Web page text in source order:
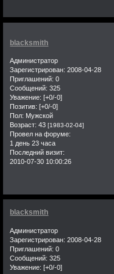
blacksmith
Администратор
Зарегистрирован: 2008-04-28
Приглашений: 0
Сообщений: 325
Уважение: [+0/-0]
Позитив: [+0/-0]
Пол: Мужской
Возраст: 43[1983-02-04]
Провел на форуме:
1 день 23 часа
Последний визит:
2010-07-30 10:00:26
blacksmith
Администратор
Зарегистрирован: 2008-04-28
Приглашений: 0
Сообщений: 325
Уважение: [+0/-0]